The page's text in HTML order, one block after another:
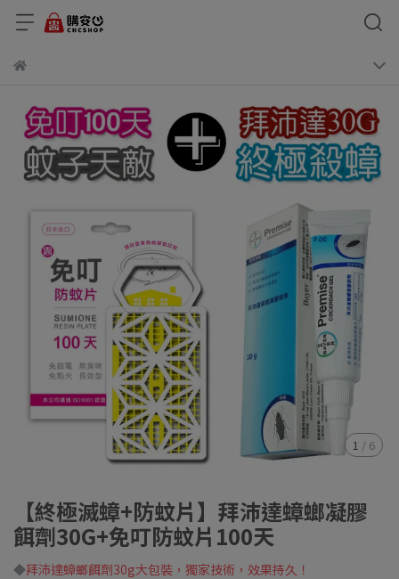
1 / 6
【終極滅蟑+防蚊片】拜沛達蟑螂凝膠
餌劑30G+免叮防蚊片100天
◆拜沛達蟑螂餌劑30g大包裝，獨家技術，效果持久！